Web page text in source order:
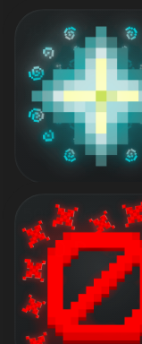
50 Крон
50 ₽
500 Крон
500 ₽